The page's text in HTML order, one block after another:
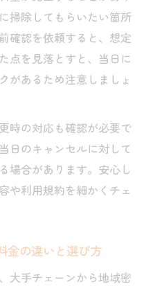
掃除してもらいたい箇所
確認を依頼すると、想定
点を見落とすと、当日に
があるため注意しましょ
時の対応も確認が必要で
日のキャンセルに対して
場合があります。安心し
や利用規約を細かくチェ
金の違いと選び方
大手チェーンから地域密